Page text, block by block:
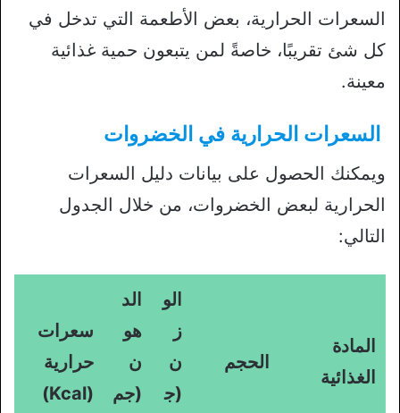
السعرات الحرارية، بعض الأطعمة التي تدخل في
كل شئ تقريبًا، خاصةً لمن يتبعون حمية غذائية
معينة.
السعرات الحرارية في الخضروات
ويمكنك الحصول على بيانات دليل السعرات
الحرارية لبعض الخضروات، من خلال الجدول
التالي:
المادة
الغذائية
الحجم
الو
ز
ن
(ج
الد
هو
ن
(جم
سعرات
حرارية
(Kcal)